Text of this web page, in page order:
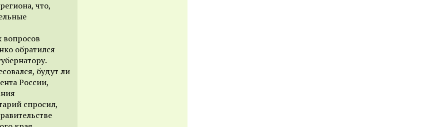
что,
вопросов
обратился
будут ли
России,
спросил,